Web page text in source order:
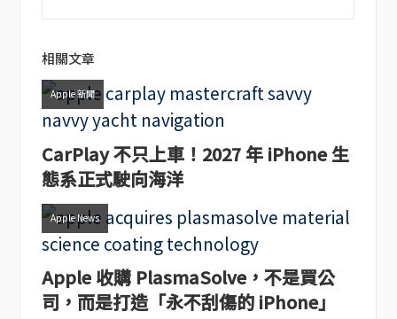
相關文章
Apple 新聞
CarPlay 不只上車！2027 年 iPhone 生
態系正式駛向海洋
Apple News
Apple 收購 PlasmaSolve，不是買公
司，而是打造「永不刮傷的 iPhone」